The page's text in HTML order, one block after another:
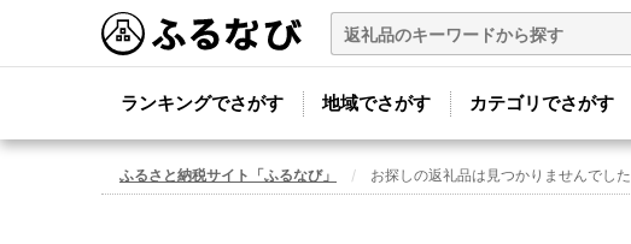
ランキングでさがす 地域でさがす カテゴリでさがす
ふるさと納税サイト「ふるなび」 お探しの返礼品は見つかりませんでした